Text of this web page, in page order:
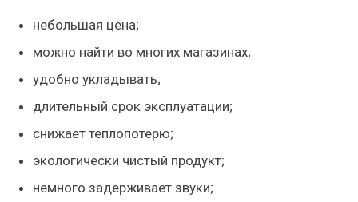
небольшая цена;
можно найти во многих магазинах;
удобно укладывать;
длительный срок эксплуатации;
снижает теплопотерю;
экологически чистый продукт;
немного задерживает звуки;